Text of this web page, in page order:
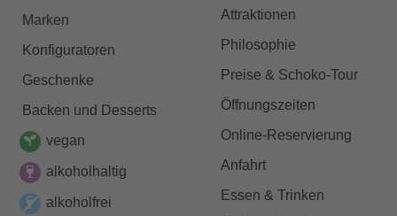
Marken
Konfiguratoren
Geschenke
Backen und Desserts
vegan
alkoholhaltig
alkoholfrei
Attraktionen
Philosophie
Preise & Schoko-Tour
Öffnungszeiten
Online-Reservierung
Anfahrt
Essen & Trinken